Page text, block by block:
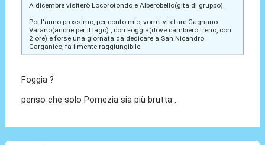
A dicembre visiterò Locorotondo e Alberobello(gita di gruppo).
Poi l'anno prossimo, per conto mio, vorrei visitare Cagnano
Varano(anche per il lago) , con Foggia(dove cambierò treno, con
2 ore) e forse una giornata da dedicare a San Nicandro
Garganico, fa ilmente raggiungibile.
Foggia ?
penso che solo Pomezia sia più brutta .